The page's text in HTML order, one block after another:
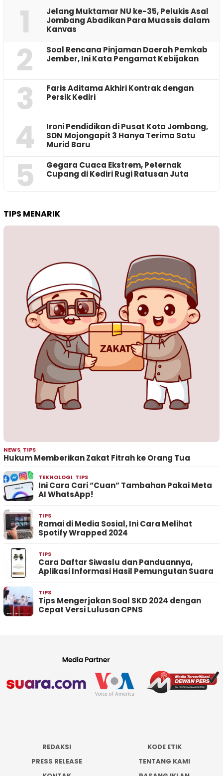
1
Jelang Muktamar NU ke-35, Pelukis Asal
Jombang Abadikan Para Muassis dalam
Kanvas
2
‎Soal Rencana Pinjaman Daerah Pemkab
Jember, Ini Kata Pengamat Kebijakan ‎
3
Faris Aditama Akhiri Kontrak dengan
Persik Kediri
4
Ironi Pendidikan di Pusat Kota Jombang,
SDN Mojongapit 3 Hanya Terima Satu
Murid Baru
5
‎Gegara Cuaca Ekstrem, Peternak
Cupang di Kediri Rugi Ratusan Juta
TIPS MENARIK
NEWS, TIPS
Hukum Memberikan Zakat Fitrah ke Orang Tua
TEKNOLOGI, TIPS
Ini Cara Cari “Cuan” Tambahan Pakai Meta
AI WhatsApp!
TIPS
Ramai di Media Sosial, Ini Cara Melihat
Spotify Wrapped 2024
TIPS
Cara Daftar Siwaslu dan Panduannya,
Aplikasi Informasi Hasil Pemungutan Suara
TIPS
Tips Mengerjakan Soal SKD 2024 dengan
Cepat Versi Lulusan CPNS
REDAKSI
KODE ETIK
PRESS RELEASE
TENTANG KAMI